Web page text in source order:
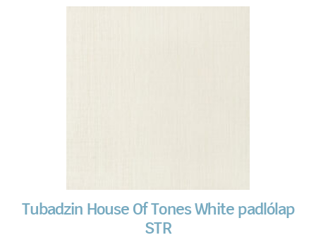
Tubadzin House Of Tones White padlólap
STR